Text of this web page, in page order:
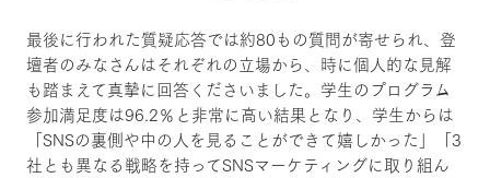
最後に行われた質疑応答では約80もの質問が寄せられ、登
壇者のみなさんはそれぞれの立場から、時に個人的な見解
も踏まえて真摯に回答くださいました。学生のプログラム
参加満足度は96.2％と非常に高い結果となり、学生からは
「SNSの裏側や中の人を見ることができて嬉しかった」「3
社とも異なる戦略を持ってSNSマーケティングに取り組ん